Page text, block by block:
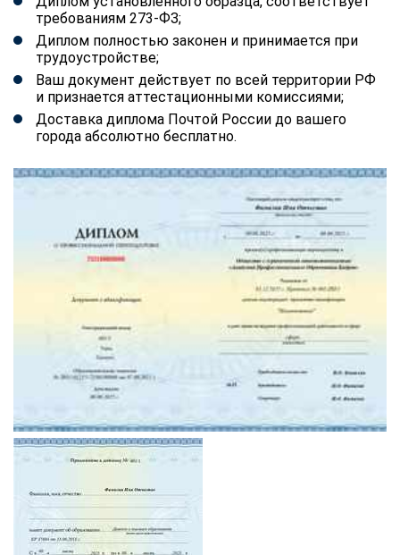
требованиям 273-ФЗ;
Диплом полностью законен и принимается при
трудоустройстве;
Ваш документ действует по всей территории РФ
и признается аттестационными комиссиями;
Доставка диплома Почтой России до вашего
города абсолютно бесплатно.